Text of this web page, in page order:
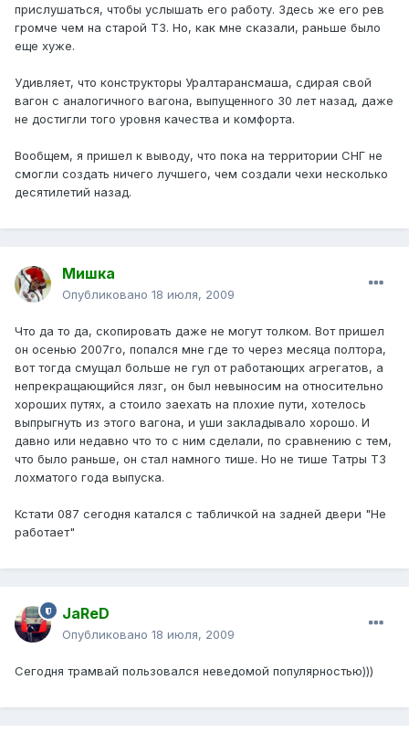
прислушаться, чтобы услышать его работу. Здесь же его рев
громче чем на старой Т3. Но, как мне сказали, раньше было
еще хуже.
Удивляет, что конструкторы Уралтарансмаша, сдирая свой
вагон с аналогичного вагона, выпущенного 30 лет назад, даже
не достигли того уровня качества и комфорта.
Вообщем, я пришел к выводу, что пока на территории СНГ не
смогли создать ничего лучшего, чем создали чехи несколько
десятилетий назад.
Mишка
Опубликовано 18 июля, 2009
Что да то да, скопировать даже не могут толком. Вот пришел
он осенью 2007го, попался мне где то через месяца полтора,
вот тогда смущал больше не гул от работающих агрегатов, а
непрекращающийся лязг, он был невыносим на относительно
хороших путях, а стоило заехать на плохие пути, хотелось
выпрыгнуть из этого вагона, и уши закладывало хорошо. И
давно или недавно что то с ним сделали, по сравнению с тем,
что было раньше, он стал намного тише. Но не тише Татры Т3
лохматого года выпуска.
Кстати 087 сегодня катался с табличкой на задней двери "Не
работает"
JaReD
Опубликовано 18 июля, 2009
Сегодня трамвай пользовался неведомой популярностью)))